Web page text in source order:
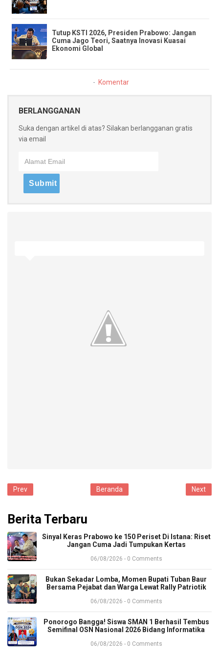
​Tutup KSTI 2026, Presiden Prabowo: Jangan
Cuma Jago Teori, Saatnya Inovasi Kuasai
Ekonomi Global
Komentar
BERLANGGANAN
Suka dengan artikel di atas? Silakan berlangganan gratis
via email
Prev Next
Beranda
Berita Terbaru
Sinyal Keras Prabowo ke 150 Periset Di Istana: Riset
Jangan Cuma Jadi Tumpukan Kertas
06/08/2026 - 0 Comments
Bukan Sekadar Lomba, Momen Bupati Tuban Baur
Bersama Pejabat dan Warga Lewat Rally Patriotik
06/08/2026 - 0 Comments
Ponorogo Bangga! Siswa SMAN 1 Berhasil Tembus
Semifinal OSN Nasional 2026 Bidang Informatika
06/08/2026 - 0 Comments